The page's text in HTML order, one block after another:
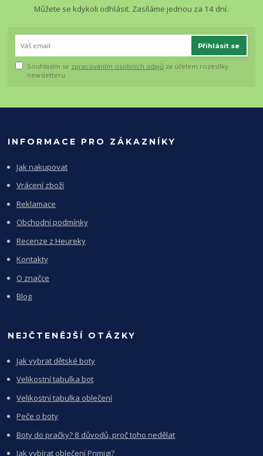
Můžete se kdykoli odhlásit. Zasíláme jednou za 14 dní.
Přihlásit se
Souhlasím se zpracováním osobních údajů za účelem rozesílky
newsletteru.
INFORMACE PRO ZÁKAZNÍKY
Jak nakupovat
Vrácení zboží
Reklamace
Obchodní podmínky
Recenze z Heureky
Kontakty
O značce
Blog
NEJČTENĚJŠÍ OTÁZKY
Jak vybrat dětské boty
Velikostní tabulka bot
Velikostní tabulka oblečení
Peče o boty
Boty do pračky? 8 důvodů, proč toho nedělat
Jak vybírat oblečení Primigi?